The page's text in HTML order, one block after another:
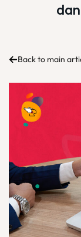
Back to main